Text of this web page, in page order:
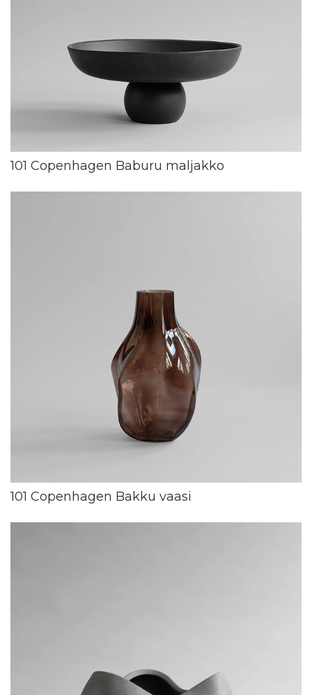
101 Copenhagen Baburu maljakko
101 Copenhagen Bakku vaasi